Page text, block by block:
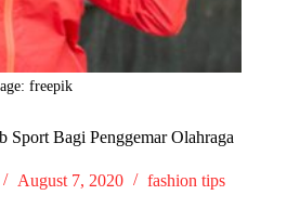
freepik
Sport Bagi Penggemar Olahraga
August 7, 2020 fashion tips